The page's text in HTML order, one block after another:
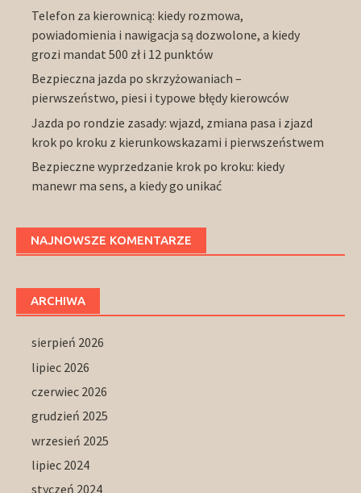
Telefon za kierownicą: kiedy rozmowa,
powiadomienia i nawigacja są dozwolone, a kiedy
grozi mandat 500 zł i 12 punktów
Bezpieczna jazda po skrzyżowaniach –
pierwszeństwo, piesi i typowe błędy kierowców
Jazda po rondzie zasady: wjazd, zmiana pasa i zjazd
krok po kroku z kierunkowskazami i pierwszeństwem
Bezpieczne wyprzedzanie krok po kroku: kiedy
manewr ma sens, a kiedy go unikać
NAJNOWSZE KOMENTARZE
ARCHIWA
sierpień 2026
lipiec 2026
czerwiec 2026
grudzień 2025
wrzesień 2025
lipiec 2024
styczeń 2024